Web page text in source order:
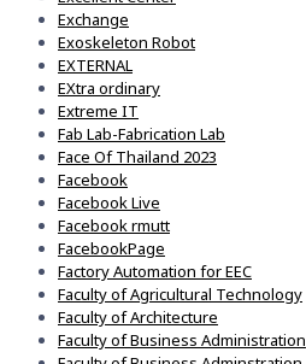
Exchange
Exoskeleton Robot
EXTERNAL
EXtra ordinary
Extreme IT
Fab Lab-Fabrication Lab
Face Of Thailand 2023
Facebook
Facebook Live
Facebook rmutt
FacebookPage
Factory Automation for EEC
Faculty of Agricultural Technology
Faculty of Architecture
Faculty of Business Administration